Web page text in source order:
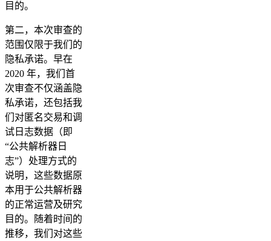
目的。
第二，本次审查的
范围仅限于我们的
隐私承诺。早在
2020 年，我们首
次审查不仅涵盖隐
私承诺，还包括我
们对匿名交易和调
试日志数据（即
“公共解析器日
志”）处理方式的
说明，这些数据原
本用于公共解析器
的正常运营及研究
目的。随着时间的
推移，我们对这些